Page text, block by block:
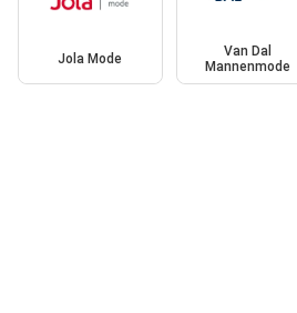
Jola Mode
Van Dal
Mannenmode